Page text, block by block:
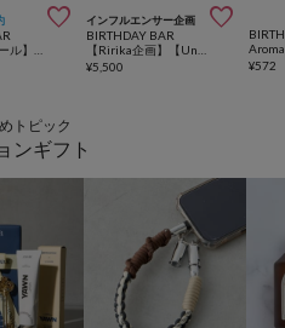
 インフルエンサー企画 
BIRTHDAY BAR
¥5,500 ¥572
トピック
ンギフト